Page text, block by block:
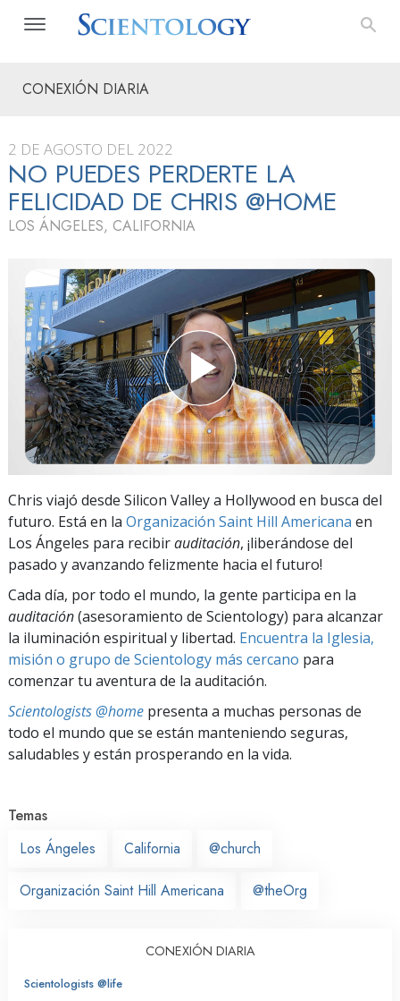
CONEXIÓN DIARIA
2 DE AGOSTO DEL 2022
NO PUEDES PERDERTE LA
FELICIDAD DE CHRIS @HOME
LOS ÁNGELES, CALIFORNIA
Chris viajó desde Silicon Valley a Hollywood en busca del
futuro. Está en la Organización Saint Hill Americana en
Los Ángeles para recibirauditación, ¡liberándose del
pasado y avanzando felizmente hacia el futuro!
Cada día, por todo el mundo, la gente participa en la
auditación(asesoramiento de Scientology) para alcanzar
la iluminación espiritual y libertad. Encuentra la Iglesia,
misión o grupo de Scientology más cercano para
comenzar tu aventura de la auditación.
Scientologists @home presenta a muchas personas de
todo el mundo que se están manteniendo seguras,
saludables y están prosperando en la vida.
Temas
Los Ángeles
California @church
Organización Saint Hill Americana @theOrg
CONEXIÓN DIARIA
Scientologists @life